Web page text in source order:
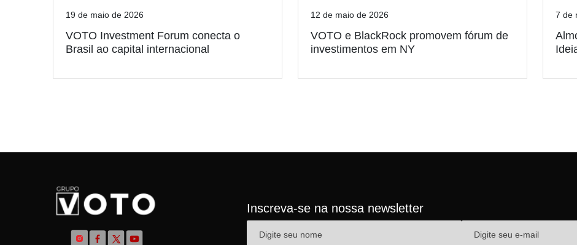
19 de maio de 2026
VOTO Investment Forum conecta o
Brasil ao capital internacional
12 de maio de 2026
VOTO e BlackRock promovem fórum de
investimentos em NY
7 de
Inscreva-se na nossa newsletter